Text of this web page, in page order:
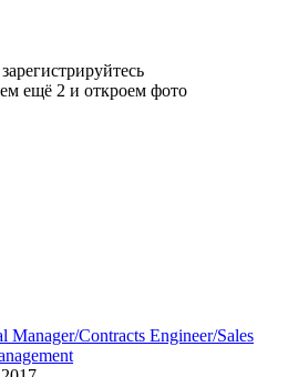
ещё 2 и откроем фото
Manager/Contracts Engineer/Sales